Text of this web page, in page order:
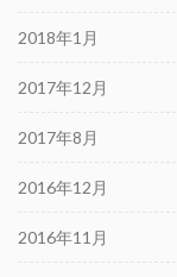
2018年1月
2017年12月
2017年8月
2016年12月
2016年11月